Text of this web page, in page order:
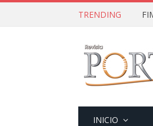
TRENDING
INICIO